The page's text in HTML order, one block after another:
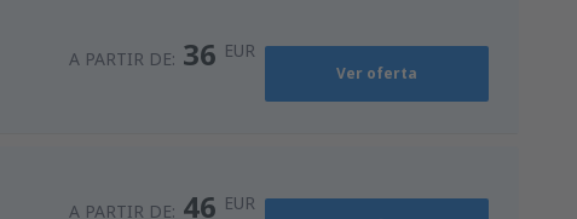
A PARTIR DE: 36 EUR
Ver oferta
A PARTIR DE: 46 EUR